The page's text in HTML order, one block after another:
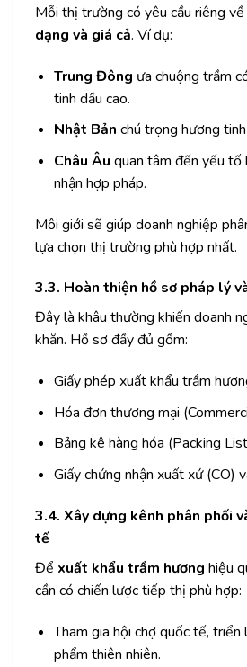
Mỗi thị trường có yêu cầu riêng về
dạng và giá cả. Ví dụ:
Trung Đông ưa chuộng trầm
tinh dầu cao.
Nhật Bản chú trọng hương
Châu Âu quan tâm đến yếu tố
nhận hợp pháp.
Môi giới sẽ giúp doanh nghiệp
lựa chọn thị trường phù hợp nhất.
3.3. Hoàn thiện hồ sơ pháp lý
Đây là khâu thường khiến doanh
khăn. Hồ sơ đầy đủ gồm:
Giấy phép xuất khẩu trầm
Hóa đơn thương mại
Bảng kê hàng hóa (Packing
Giấy chứng nhận xuất xứ (CO)
3.4. Xây dựng kênh phân phối
tế
Để xuất khẩu trầm hương hiệu
cần có chiến lược tiếp thị phù hợp:
Tham gia hội chợ quốc tế, triển
phẩm thiên nhiên.